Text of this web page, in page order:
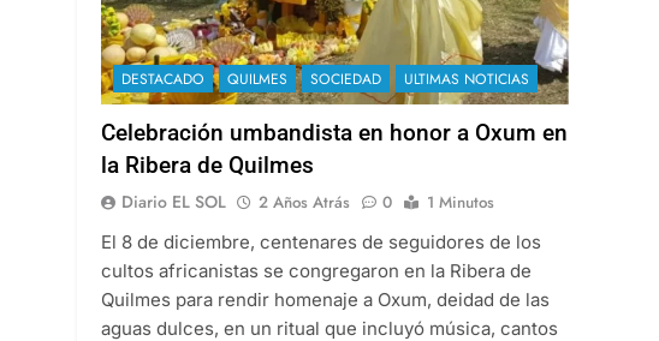
DESTACADO QUILMES SOCIEDAD ULTIMAS NOTICIAS
Celebración umbandista en honor a Oxum en
la Ribera de Quilmes
Diario EL SOL 2 Años Atrás 0
1 Minutos
El 8 de diciembre, centenares de seguidores de los
cultos africanistas se congregaron en la Ribera de
Quilmes para rendir homenaje a Oxum, deidad de las
aguas dulces, en un ritual que incluyó música, cantos